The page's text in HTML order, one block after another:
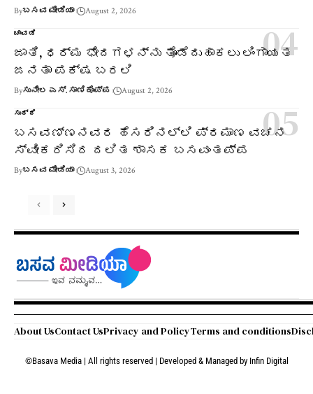
Byಬಸವ ಮೀಡಿಯಾ August 2, 2026
ಚಾವಡಿ
ಜಾತಿ, ಧರ್ಮ ಭೇದಗಳನ್ನು ತೊಡೆದುಹಾಕಲು ಲಿಂಗಾಯತ
ಜನತಾ ಪಕ್ಷ ಬರಲಿ
Byಸುನೀಲ ಎಸ್. ಸಾಣಿಕೊಪ್ಪ August 2, 2026
ಸುದ್ದಿ
ಬಸವಣ್ಣನವರ ಹೆಸರಿನಲ್ಲಿ ಪ್ರಮಾಣ ವಚನ
ಸ್ವೀಕರಿಸಿದ ದಲಿತ ಶಾಸಕ ಬಸವಂತಪ್ಪ
Byಬಸವ ಮೀಡಿಯಾ August 3, 2026
About UsContact UsPrivacy and PolicyTerms and conditions
©Basava Media | All rights reserved | Developed & Managed by Infin Digital